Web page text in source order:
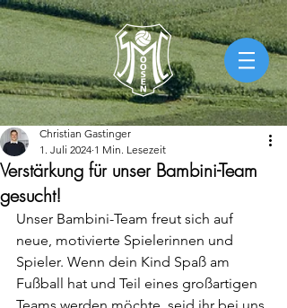
Verstärkung für unser Bambini-Team
gesucht!
Christian Gastinger
1. Juli 2024 1 Min. Lesezeit
Unser Bambini-Team freut sich auf
neue, motivierte Spielerinnen und
Spieler. Wenn dein Kind Spaß am
Fußball hat und Teil eines großartigen